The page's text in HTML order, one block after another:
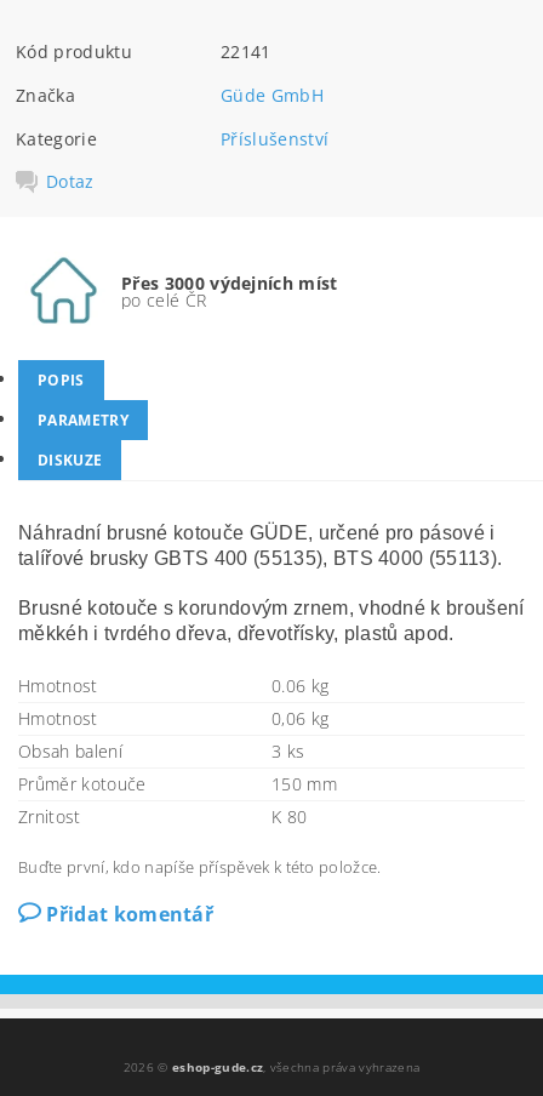
Kód produktu
22141
Značka
Güde GmbH
Kategorie
Příslušenství
Dotaz
Přes 3000 výdejních míst
po celé ČR
POPIS
PARAMETRY
DISKUZE
Náhradní brusné kotouče GÜDE, určené pro pásové i
talířové brusky GBTS 400 (55135), BTS 4000 (55113).
Brusné kotouče s korundovým zrnem, vhodné k broušení
měkkéh i tvrdého dřeva, dřevotřísky, plastů apod.
Hmotnost
0.06 kg
Hmotnost
0,06 kg
Obsah balení
3 ks
Průměr kotouče
150 mm
Zrnitost
K 80
Buďte první, kdo napíše příspěvek k této položce.
Přidat komentář
2026 ©eshop-gude.cz, všechna práva vyhrazena